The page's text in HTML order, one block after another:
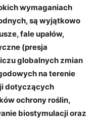
wymaganiach
są wyjątkowo
fale upałów,
(presja
globalnych zmian
na terenie
dotyczących
ochrony roślin,
biostymulacji oraz